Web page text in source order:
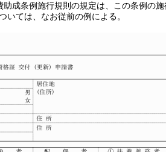
成条例施行規則の規定は、この条例の
いては、なお従前の例による。